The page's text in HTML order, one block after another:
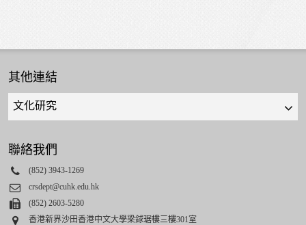
其他連結
Quick
links
select
聯絡我們
Phone
(852) 3943-1269
Email
crsdept@cuhk.edu.hk
Fax(852) 2603-5280
Address
香港新界沙田香港中文大學梁銶琚樓三樓301室